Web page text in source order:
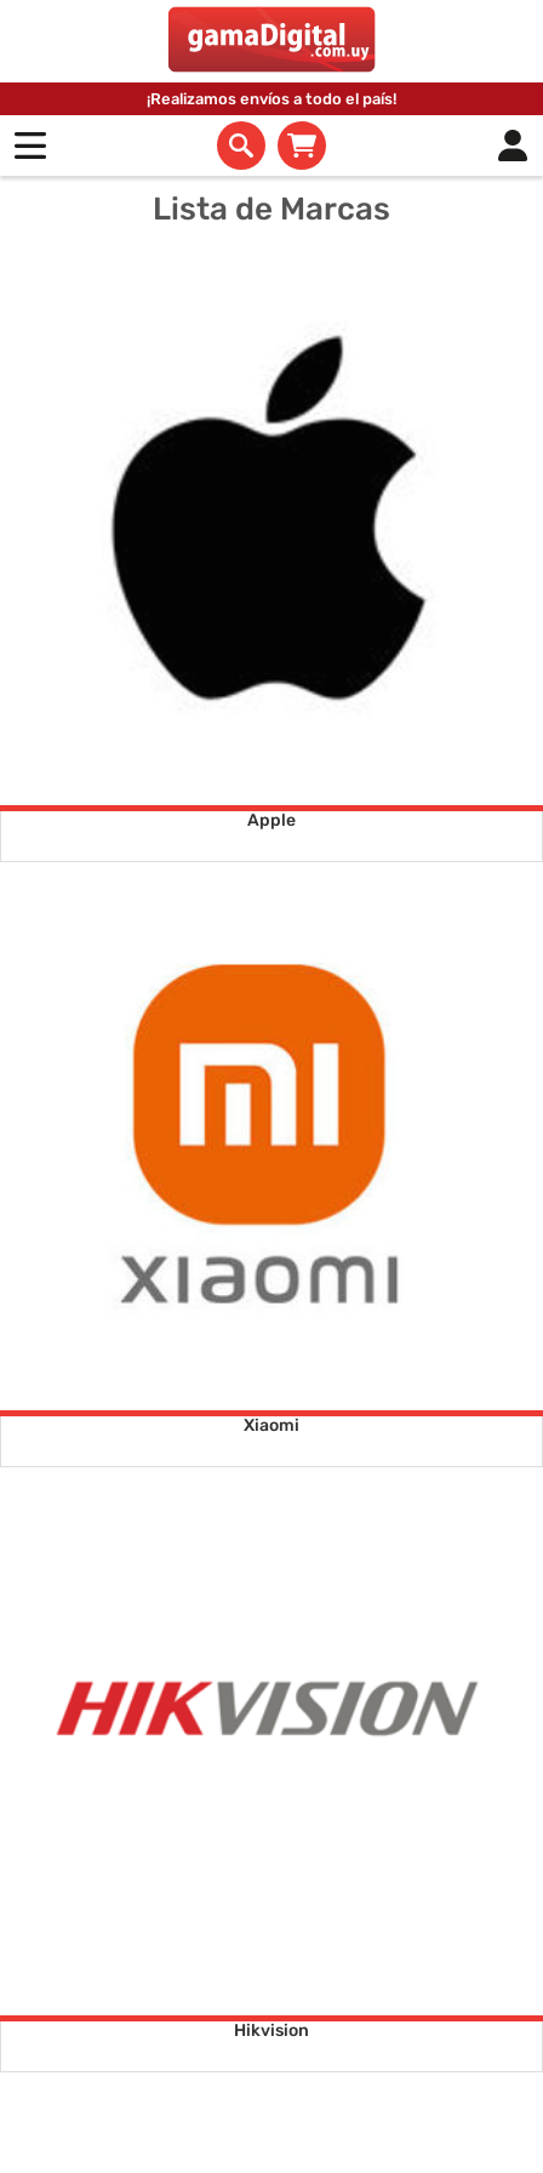
¡Realizamos envíos a todo el país!
Lista de Marcas
Apple
Xiaomi
Hikvision